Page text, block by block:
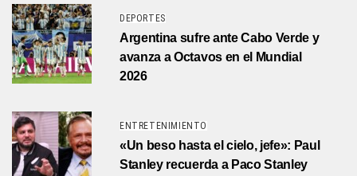
DEPORTES
Argentina sufre ante Cabo Verde y
avanza a Octavos en el Mundial
2026
ENTRETENIMIENTO
«Un beso hasta el cielo, jefe»: Paul
Stanley recuerda a Paco Stanley